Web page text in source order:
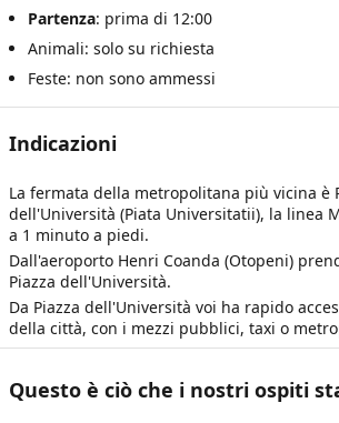
Partenza: prima di 12:00
Animali: solo su richiesta
Feste: non sono ammessi
Indicazioni
La fermata della metropolitana più vicina è
dell'Università (Piata Universitatii), la linea
a 1 minuto a piedi.
Dall'aeroporto Henri Coanda (Otopeni)
Piazza dell'Università.
Da Piazza dell'Università voi ha rapido
della città, con i mezzi pubblici, taxi o
Questo è ciò che i nostri ospiti